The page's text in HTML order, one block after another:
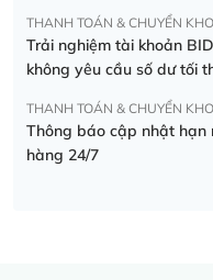
THANH TOÁN & CHUYỂN
Trải nghiệm tài khoản
không yêu cầu số dư tối
THANH TOÁN & CHUYỂN
Thông báo cập nhật hạn
hàng 24/7